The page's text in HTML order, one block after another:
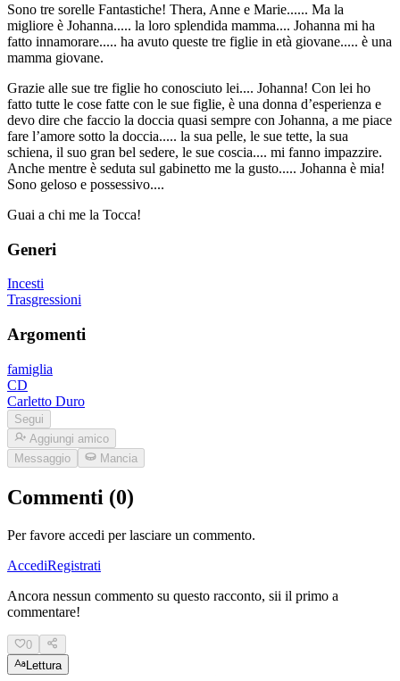
Sono tre sorelle Fantastiche! Thera, Anne e Marie...... Ma la
migliore è Johanna..... la loro splendida mamma.... Johanna mi ha
fatto innamorare..... ha avuto queste tre figlie in età giovane..... è una
mamma giovane.
Grazie alle sue tre figlie ho conosciuto lei.... Johanna! Con lei ho
fatto tutte le cose fatte con le sue figlie, è una donna d’esperienza e
devo dire che faccio la doccia quasi sempre con Johanna, a me piace
fare l’amore sotto la doccia..... la sua pelle, le sue tette, la sua
schiena, il suo gran bel sedere, le sue coscia.... mi fanno impazzire.
Anche mentre è seduta sul gabinetto me la gusto..... Johanna è mia!
Sono geloso e possessivo....
Guai a chi me la Tocca!
Generi
Incesti
Trasgressioni
Argomenti
famiglia
CD
Carletto Duro
Segui
Aggiungi amico
Messaggio
Mancia
Commenti (0)
Per favore accedi per lasciare un commento.
AccediRegistrati
Ancora nessun commento su questo racconto, sii il primo a
commentare!
0
Lettura